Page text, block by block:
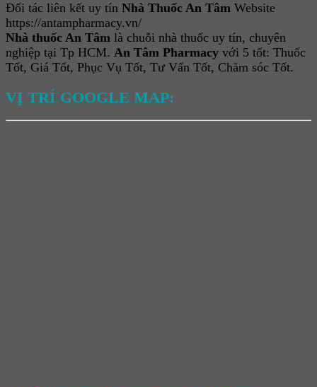
Đối tác liên kết uy tín Nhà Thuốc An Tâm Website
https://antampharmacy.vn/
Nhà thuốc An Tâm là chuỗi nhà thuốc uy tín, chuyên
nghiệp tại Tp HCM. An Tâm Pharmacy với 5 tốt: Thuốc
Tốt, Giá Tốt, Phục Vụ Tốt, Tư Vấn Tốt, Chăm sóc Tốt.
VỊ TRÍ GOOGLE MAP: